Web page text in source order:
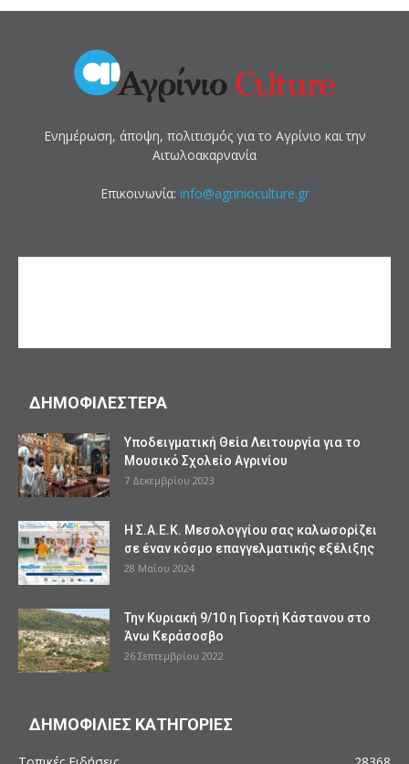
Ενημέρωση, άποψη, πολιτισμός για το Αγρίνιο και την
Αιτωλοακαρνανία
Επικοινωνία: info@agrinioculture.gr
ΔΗΜΟΦΙΛΕΣΤΕΡΑ
Υποδειγματική Θεία Λειτουργία για το
Μουσικό Σχολείο Αγρινίου
7 Δεκεμβρίου 2023
Η Σ.Α.Ε.Κ. Μεσολογγίου σας καλωσορίζει
σε έναν κόσμο επαγγελματικής εξέλιξης
28 Μαΐου 2024
Την Κυριακή 9/10 η Γιορτή Κάστανου στο
Άνω Κεράσοσβο
26 Σεπτεμβρίου 2022
ΔΗΜΟΦΙΛΙΕΣ ΚΑΤΗΓΟΡΙΕΣ